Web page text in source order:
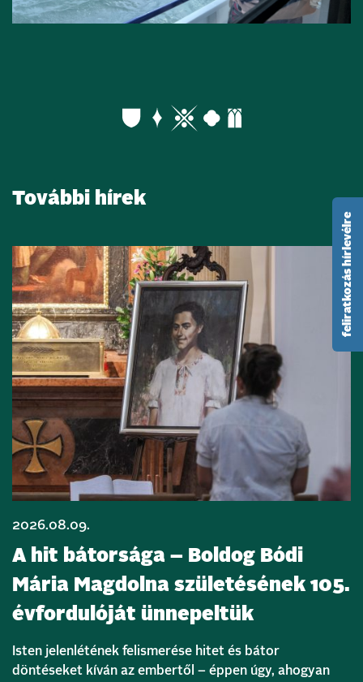
További hírek
2026.08.09.
A hit bátorsága – Boldog Bódi
Mária Magdolna születésének 105.
évfordulóját ünnepeltük
Isten jelenlétének felismerése hitet és bátor
döntéseket kíván az embertől – éppen úgy, ahogyan
feliratkozás hírlevélre